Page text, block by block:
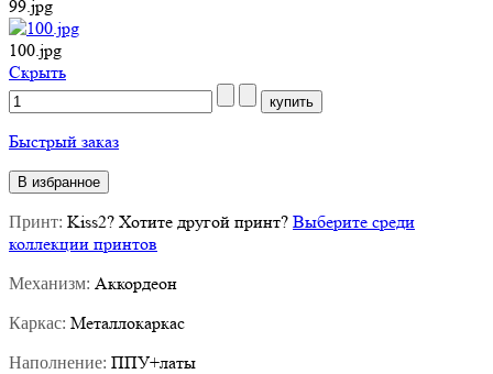
99.jpg
100.jpg
Cкрыть
Быстрый заказ
В избранное
Принт: Kiss2? Хотите другой принт? Выберите среди
коллекции принтов
Механизм: Аккордеон
Каркас: Металлокаркас
Наполнение: ППУ+латы